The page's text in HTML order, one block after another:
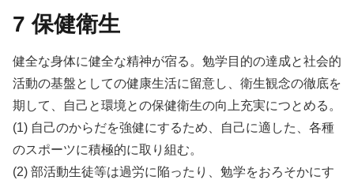
7 保健衛生
健全な身体に健全な精神が宿る。勉学目的の達成と社会的
活動の基盤としての健康生活に留意し、衛生観念の徹底を
期して、自己と環境との保健衛生の向上充実につとめる。
(1) 自己のからだを強健にするため、自己に適した、各種
のスポーツに積極的に取り組む。
(2) 部活動生徒等は過労に陥ったり、勉学をおろそかにす